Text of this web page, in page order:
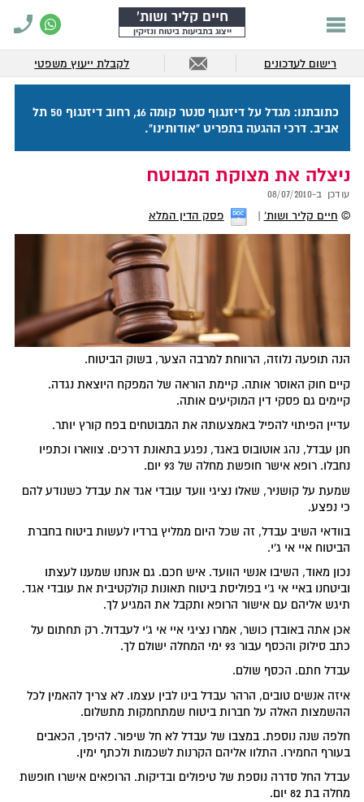
חיים קליר ושות'
ייצוג בתביעות ביטוח ונזיקין
רישום לעדכונים לקבלת ייעוץ משפטי
כתובתנו: מגדל על דיזנגוף סנטר קומה 16, רחוב דיזנגוף 50 תל
אביב. דרכי ההגעה בתפריט "אודותינו".
ניצלה את מצוקת המבוטח
עודכן ב-08/07/2010
© חיים קליר ושות' פסק הדין המלא
הנה תופעה נלוזה, הרווחת למרבה הצער, בשוק הביטוח.
קיים חוק האוסר אותה. קיימת הוראה של המפקח היוצאת נגדה.
קיימים גם פסקי דין המוקיעים אותה.
עדיין הפיתוי להפיל באמצעותה את המבוטחים בפח קורץ יותר.
חנן עבדל, נהג אוטובוס באגד, נפגע בתאונת דרכים. צווארו וכתפיו
נחבלו. רופא אישר חופשת מחלה של 93 יום.
שמעת על קושניר, שאלו נציגי וועד עובדי אגד את עבדל כשנודע להם
כי נפצע.
בוודאי השיב עבדל, זה שכל היום ממליץ ברדיו לעשות ביטוח בחברת
הביטוח איי אי ג'י.
נכון מאוד, השיבו אנשי הוועד. איש חכם. גם אנחנו שמענו לעצתו
וביטחנו באיי אי ג'י בפוליסת ביטוח תאונות קולקטיבית את עובדי אגד.
תיגש אליהם עם אישור הרופא ותקבל את המגיע לך.
אכן אתה באובדן כושר, אמרו נציגי איי אי ג'י לעבדול. רק תחתום על
כתב סילוק והכסף עבור 93 ימי המחלה ישולם לך.
עבדל חתם. הכסף שולם.
איזה אנשים טובים, הרהר עבדל בינו לבין עצמו. לא צריך להאמין לכל
ההשמצות האלה על חברות ביטוח שמתחמקות מתשלום.
חלפה שנה נוספת. במצבו של עבדל לא חל שיפור. להיפך, הכאבים
בעורף החמירו. התלוו אליהם הקרנות לשכמות ולכתף ימין.
עבדל החל סדרה נוספת של טיפולים ובדיקות. הרופאים אישרו חופשת
מחלה בת 82 יום.